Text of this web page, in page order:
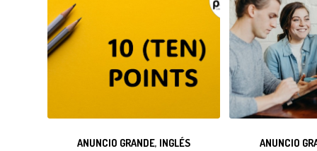
ANUNCIO GRANDE, INGLÉS ANUNCIO